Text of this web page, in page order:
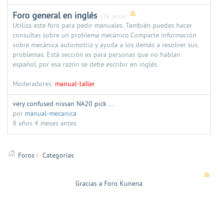
Foro general en inglés 136 temas
Utiliza este foro para pedir manuales. También puedes hacer
consultas sobre un problema mecánico.Comparte información
sobre mecánica automotriz y ayuda a los demás a resolver sus
problemas. Está sección es para personas que no hablan
español, por esa razón se debe escribir en inglés.
Moderadores: manual-taller
very confused nissan NA20 pick ...
por manual-mecanica
8 años 4 meses antes
Foros Categorías
Gracias a Foro Kunena